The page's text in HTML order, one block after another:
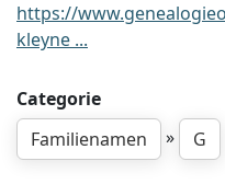
https://
kleyne ...
Categorie
Familienamen
» G